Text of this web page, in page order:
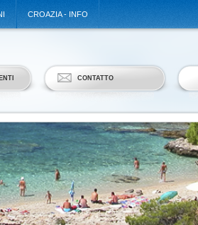
CROAZIA - INFO
CONTATTO